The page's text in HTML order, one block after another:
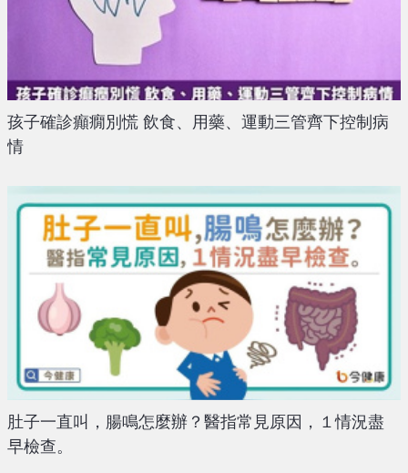
孩子確診癲癇別慌 飲食、用藥、運動三管齊下控制病
情
肚子一直叫，腸鳴怎麼辦？醫指常見原因，１情況盡
早檢查。